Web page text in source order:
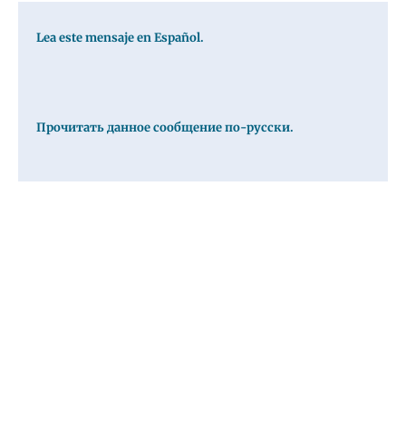
Lea este mensaje en Español.
Прочитать данное сообщение по-русски.